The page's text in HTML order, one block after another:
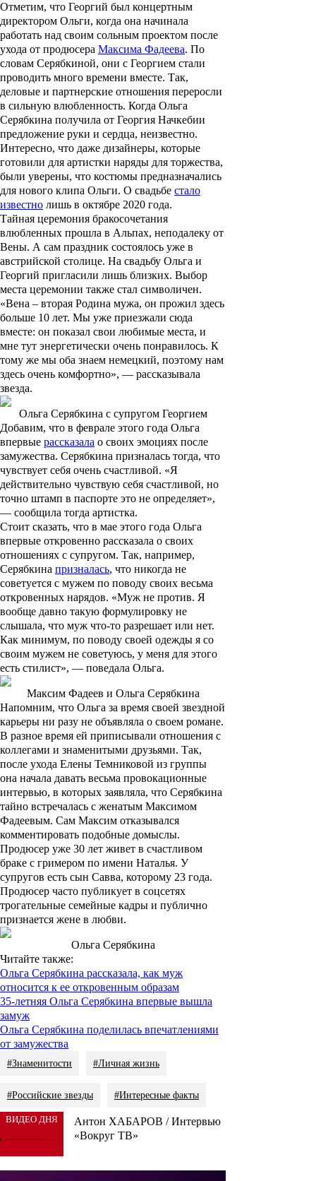
Отметим, что Георгий был концертным
директором Ольги, когда она начинала
работать над своим сольным проектом после
ухода от продюсера Максима Фадеева. По
словам Серябкиной, они с Георгием стали
проводить много времени вместе. Так,
деловые и партнерские отношения переросли
в сильную влюбленность. Когда Ольга
Серябкина получила от Георгия Начкебии
предложение руки и сердца, неизвестно.
Интересно, что даже дизайнеры, которые
готовили для артистки наряды для торжества,
были уверены, что костюмы предназначались
для нового клипа Ольги. О свадьбе стало
известно лишь в октябре 2020 года.
Тайная церемония бракосочетания
влюбленных прошла в Альпах, неподалеку от
Вены. А сам праздник состоялось уже в
австрийской столице. На свадьбу Ольга и
Георгий пригласили лишь близких. Выбор
места церемонии также стал символичен.
«Вена – вторая Родина мужа, он прожил здесь
больше 10 лет. Мы уже приезжали сюда
вместе: он показал свои любимые места, и
мне тут энергетически очень понравилось. К
тому же мы оба знаем немецкий, поэтому нам
здесь очень комфортно», — рассказывала
звезда.
Ольга Серябкина с супругом Георгием
Добавим, что в феврале этого года Ольга
впервые рассказала о своих эмоциях после
замужества. Серябкина призналась тогда, что
чувствует себя очень счастливой. «Я
действительно чувствую себя счастливой, но
точно штамп в паспорте это не определяет»,
— сообщила тогда артистка.
Стоит сказать, что в мае этого года Ольга
впервые откровенно рассказала о своих
отношениях с супругом. Так, например,
Серябкина призналась, что никогда не
советуется с мужем по поводу своих весьма
откровенных нарядов. «Муж не против. Я
вообще давно такую формулировку не
слышала, что муж что-то разрешает или нет.
Как минимум, по поводу своей одежды я со
своим мужем не советуюсь, у меня для этого
есть стилист», — поведала Ольга.
Максим Фадеев и Ольга Серябкина
Напомним, что Ольга за время своей звездной
карьеры ни разу не объявляла о своем романе.
В разное время ей приписывали отношения с
коллегами и знаменитыми друзьями. Так,
после ухода Елены Темниковой из группы
она начала давать весьма провокационные
интервью, в которых заявляла, что Серябкина
тайно встречалась с женатым Максимом
Фадеевым. Сам Максим отказывался
комментировать подобные домыслы.
Продюсер уже 30 лет живет в счастливом
браке с гримером по имени Наталья. У
супругов есть сын Савва, которому 23 года.
Продюсер часто публикует в соцсетях
трогательные семейные кадры и публично
признается жене в любви.
Ольга Серябкина
Читайте также:
Ольга Серябкина рассказала, как муж
относится к ее откровенным образам
35-летняя Ольга Серябкина впервые вышла
замуж
Ольга Серябкина поделилась впечатлениями
от замужества
#Знаменитости #Личная жизнь
#Российские звезды #Интересные факты
ВИДЕО ДНЯ
Антон ХАБАРОВ / Интервью
«Вокруг ТВ»